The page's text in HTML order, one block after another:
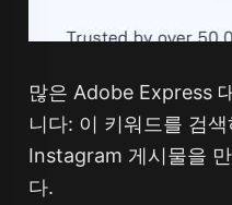
많은 Adobe Express
니다: 이 키워드를 검
Instagram 게시물을
다.